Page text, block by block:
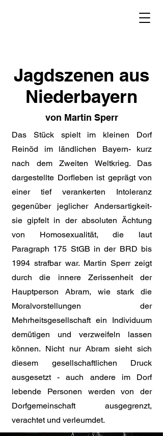
Jagdszenen aus
Niederbayern
von Martin Sperr
Das Stück spielt im kleinen Dorf
Reinöd im ländlichen Bayern- kurz
nach dem Zweiten Weltkrieg. Das
dargestellte Dorfleben ist geprägt von
einer tief verankerten Intoleranz
gegenüber jeglicher Andersartigkeit-
sie gipfelt in der absoluten Ächtung
von Homosexualität, die laut
Paragraph 175 StGB in der BRD bis
1994 strafbar war. Martin Sperr zeigt
durch die innere Zerissenheit der
Hauptperson Abram, wie stark die
Moralvorstellungen der
Mehrheitsgesellschaft ein Individuum
demütigen und verzweifeln lassen
können. Nicht nur Abram sieht sich
diesem gesellschaftlichen Druck
ausgesetzt - auch andere im Dorf
lebende Personen werden von der
Dorfgemeinschaft ausgegrenzt,
verachtet und verleumdet.